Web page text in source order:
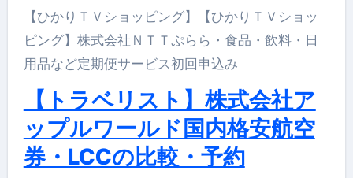
【ひかりＴＶショッピング】【ひかりＴＶショッ
ピング】株式会社ＮＴＴぷらら・食品・飲料・日
用品など定期便サービス初回申込み
【トラベリスト】株式会社ア
ップルワールド国内格安航空
券・LCCの比較・予約